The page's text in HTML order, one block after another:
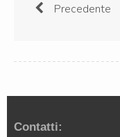
Precedente
Contatti: